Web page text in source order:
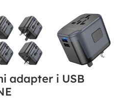
adapter i USB